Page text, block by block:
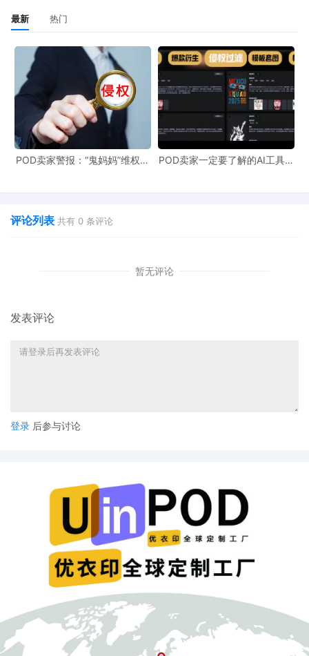
最新 热门
POD卖家警报：“鬼妈妈”维权致
POD卖家一定要了解的AI工具，
评论列表 共有 0 条评论
暂无评论
发表评论
登录 后参与讨论